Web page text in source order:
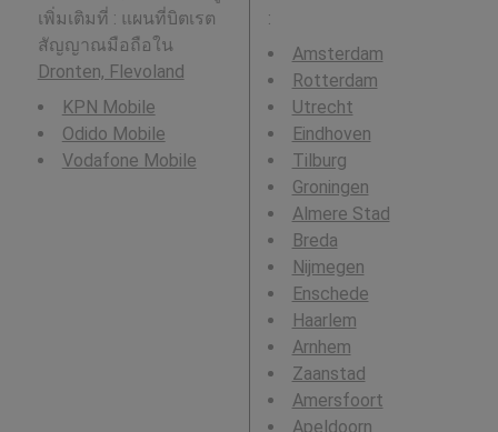
เพิ่มเติมที่ : แผนที่บิตเรต
สัญญาณมือถือใน
Dronten, Flevoland
KPN Mobile
Odido Mobile
Vodafone Mobile
:
Amsterdam
Rotterdam
Utrecht
Eindhoven
Tilburg
Groningen
Almere Stad
Breda
Nijmegen
Enschede
Haarlem
Arnhem
Zaanstad
Amersfoort
Apeldoorn